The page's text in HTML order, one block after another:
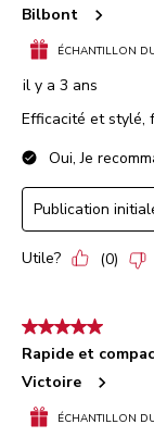
Bilbont
ÉCHANTILLON
il y a 3 ans
Efficacité et stylé,
Oui, Je
Publication
Utile? (0)
5 étoile(s) sur 5.
Rapide et
Victoire
ÉCHANTILLON